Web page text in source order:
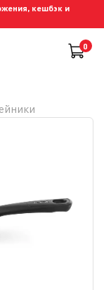
кешбэк и
0